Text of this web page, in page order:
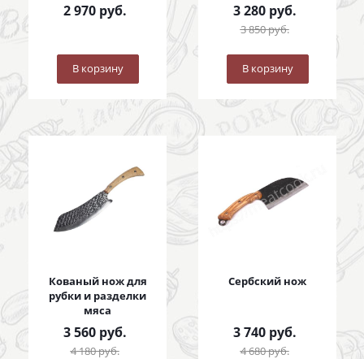
2 970руб.
В корзину
3 280руб.
3 850руб.
В корзину
Кованый нож для
рубки и разделки
мяса
3 560руб.
4 180руб.
Сербский нож
3 740руб.
4 680руб.